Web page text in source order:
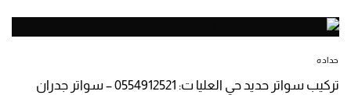
حداده
تركيب سواتر حديد حي العليا ت: 0554912521 – سواتر جدران